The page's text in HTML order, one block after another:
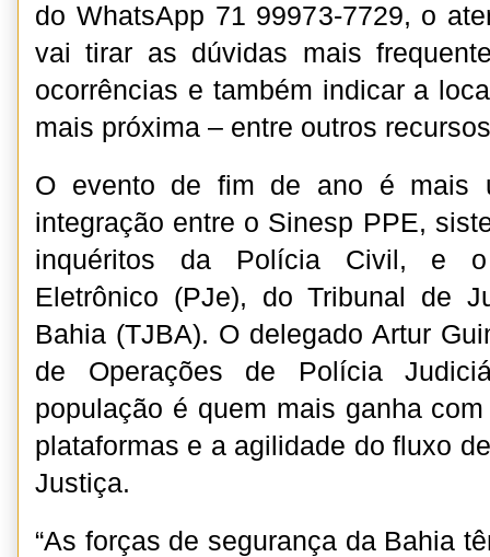
do WhatsApp 71 99973-7729, o
vai tirar as dúvidas mais
ocorrências e também indicar a
mais próxima – entre outros
O evento de fim de ano é mais
integração entre o Sinesp PPE,
inquéritos da Polícia Civil, e o
Eletrônico (PJe), do Tribunal de
Bahia (TJBA). O delegado Artur
de Operações de Polícia
população é quem mais ganha
plataformas e a agilidade do fluxo
Justiça.
“As forças de segurança da Bahia